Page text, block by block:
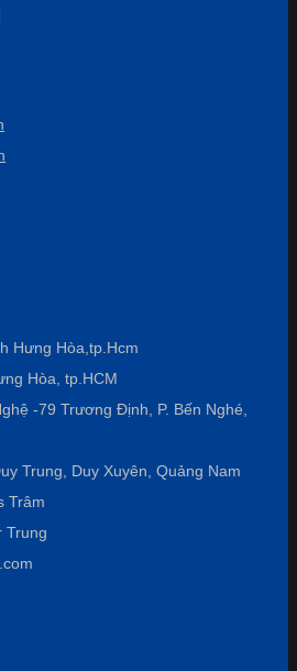
Hưng Hòa,tp.Hcm
Hòa, tp.HCM
-79 Trương Định, P. Bến Nghé,
Trung, Duy Xuyên, Quảng Nam
Trâm
Trung